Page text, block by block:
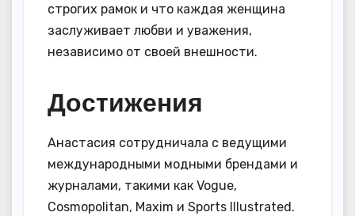
строгих рамок и что каждая женщина
заслуживает любви и уважения,
независимо от своей внешности.
Достижения
Анастасия сотрудничала с ведущими
международными модными брендами и
журналами, такими как Vogue,
Cosmopolitan, Maxim и Sports Illustrated.